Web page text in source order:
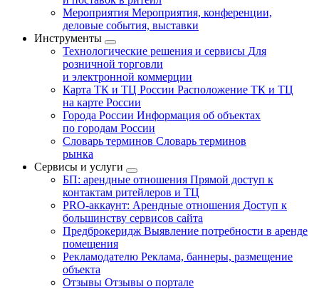
Мероприятия Мероприятия, конференции,
деловые события, выставки
Инструменты
Технологические решения и сервисы Для
розничной торговли
и электронной коммерции
Карта ТК и ТЦ России Расположение ТК и ТЦ
на карте России
Города России Информация об объектах
по городам России
Словарь терминов Словарь терминов
рынка
Сервисы и услуги
БП: арендные отношения Прямой доступ к
контактам ритейлеров и ТЦ
PRO-аккаунт: Арендные отношения Доступ к
большинству сервисов сайта
Предброкеридж Выявление потребности в аренде
помещения
Рекламодателю Реклама, баннеры, размещение
объекта
Отзывы Отзывы о портале